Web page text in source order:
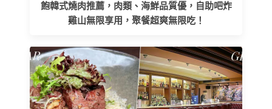
飽韓式燒肉推薦，肉類、海鮮品質優，自助吧炸
雞山無限享用，聚餐超爽無限吃！